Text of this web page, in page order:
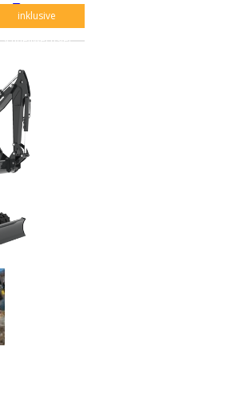
PDF Export
inklusive
Schnellwechsler